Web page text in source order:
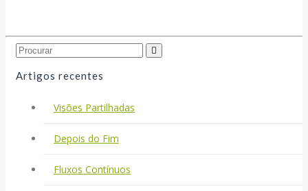
Search...
Artigos recentes
Visões Partilhadas
Depois do Fim
Fluxos Contínuos